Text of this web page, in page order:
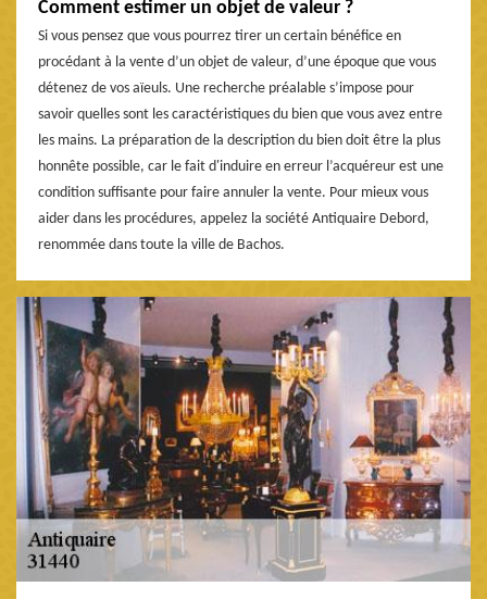
Comment estimer un objet de valeur ?
Si vous pensez que vous pourrez tirer un certain bénéfice en
procédant à la vente d’un objet de valeur, d’une époque que vous
détenez de vos aïeuls. Une recherche préalable s’impose pour
savoir quelles sont les caractéristiques du bien que vous avez entre
les mains. La préparation de la description du bien doit être la plus
honnête possible, car le fait d'induire en erreur l’acquéreur est une
condition suffisante pour faire annuler la vente. Pour mieux vous
aider dans les procédures, appelez la société Antiquaire Debord,
renommée dans toute la ville de Bachos.